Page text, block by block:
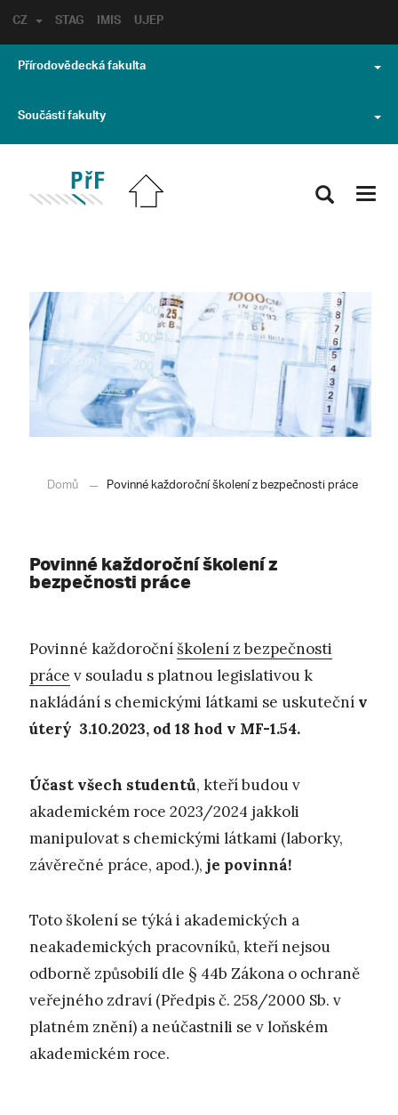
STAG IMIS UJEP
CZ
Přírodovědecká fakulta
Součásti fakulty
Domů Povinné každoroční školení z bezpečnosti práce
Povinné každoroční školení z
bezpečnosti práce
Povinné každoroční školení z bezpečnosti
práce v souladu s platnou legislativou k
nakládání s chemickými látkami se uskuteční v
úterý 3.10.2023, od 18 hod v MF-1.54.
Účast všech studentů, kteří budou v
akademickém roce 2023/2024 jakkoli
manipulovat s chemickými látkami (laborky,
závěrečné práce, apod.), je povinná!
Toto školení se týká i akademických a
neakademických pracovníků, kteří nejsou
odborně způsobilí dle § 44b Zákona o ochraně
veřejného zdraví (Předpis č. 258/2000 Sb. v
platném znění) a neúčastnili se v loňském
akademickém roce.